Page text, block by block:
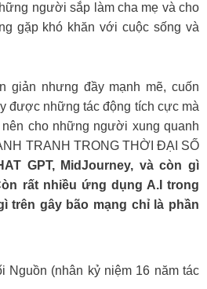
người sắp làm cha mẹ và cho
gặp khó khăn với cuộc sống và
giản nhưng đầy mạnh mẽ, cuốn
được những tác động tích cực mà
cho những người xung quanh
TRANH TRONG THỜI ĐẠI SỐ
GPT, MidJourney, và còn gì
rất nhiều ứng dụng A.I trong
trên gây bão mạng chỉ là phần
Nguồn (nhân kỷ niệm 16 năm tác